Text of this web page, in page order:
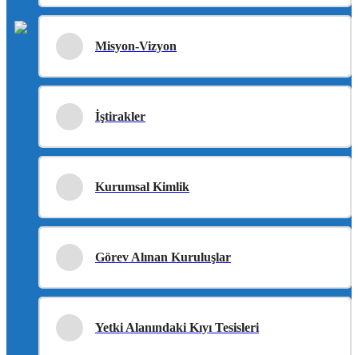
Misyon-Vizyon
İştirakler
Kurumsal Kimlik
Görev Alınan Kuruluşlar
Yetki Alanındaki Kıyı Tesisleri